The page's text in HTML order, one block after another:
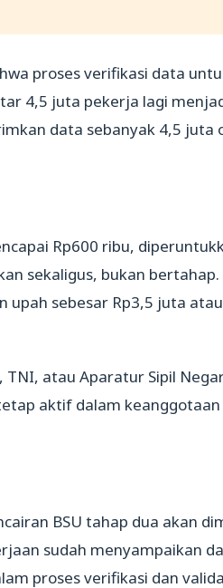
proses verifikasi data
4,5 juta pekerja lagi
data sebanyak 4,5 juta
Rp600 ribu,
sekaligus, bukan
upah sebesar Rp3,5 juta
atau Aparatur Sipil
aktif dalam keanggotaan
BSU tahap dua akan
sudah menyampaikan
proses verifikasi dan